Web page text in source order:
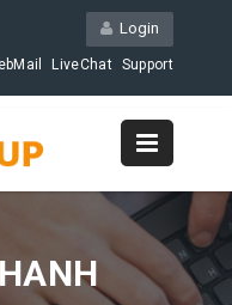
Login
LiveChat Support